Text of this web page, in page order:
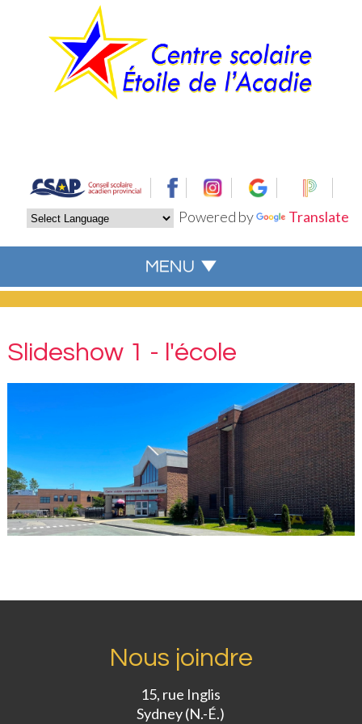
Powered by Translate
Slideshow 1 - l'école
Nous joindre
15, rue Inglis
Sydney (N.-É.)